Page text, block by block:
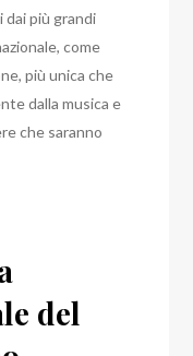
dai più grandi
come
più unica che
dalla musica e
che saranno
del